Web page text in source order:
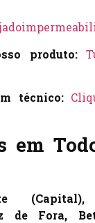
produto:
técnico:
em
(Capital),
de Fora,